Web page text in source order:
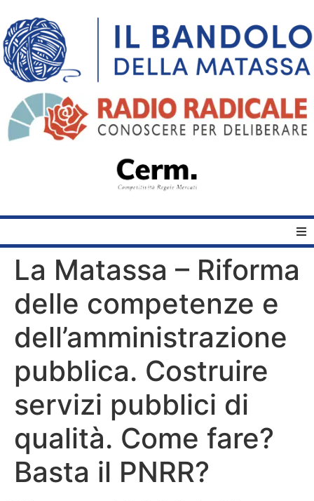
Home
Quelli del Bandolo
Bandolo
Connessioni
Fondazione CERM
Fondazione CERM – Idee
La Matassa – Riforma
delle competenze e
dell’amministrazione
pubblica. Costruire
servizi pubblici di
qualità. Come fare?
Basta il PNRR?